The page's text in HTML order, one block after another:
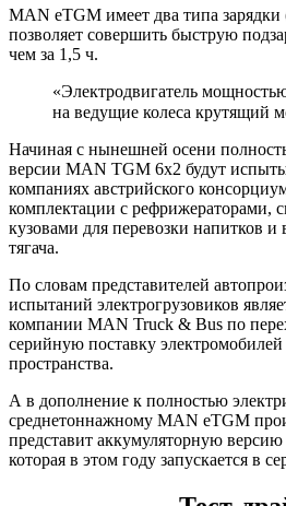
MAN eTGM имеет два типа
позволяет совершить быструю
чем за 1,5 ч.
«Электродвигатель
на ведущие колеса крутящий
Начиная с нынешней осени
версии MAN TGM 6х2 будут
компаниях австрийского
комплектации с рефрижераторами,
кузовами для перевозки напитков и
тягача.
По словам представителей
испытаний электрогрузовиков
компании MAN Truck & Bus по
серийную поставку электромобилей
пространства.
А в дополнение к полностью
среднетоннажному MAN eTGM
представит аккумуляторную
которая в этом году запускается в